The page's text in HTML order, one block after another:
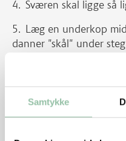
Samtykke
Sværen skal ligge så
Læg en underkop
danner "skål" under
Kom ½ l vand i
Sæt bradepanden